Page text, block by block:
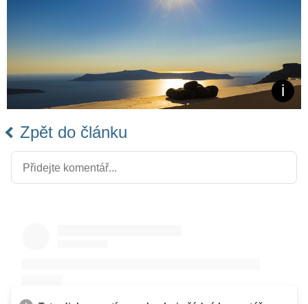
Zpět do článku